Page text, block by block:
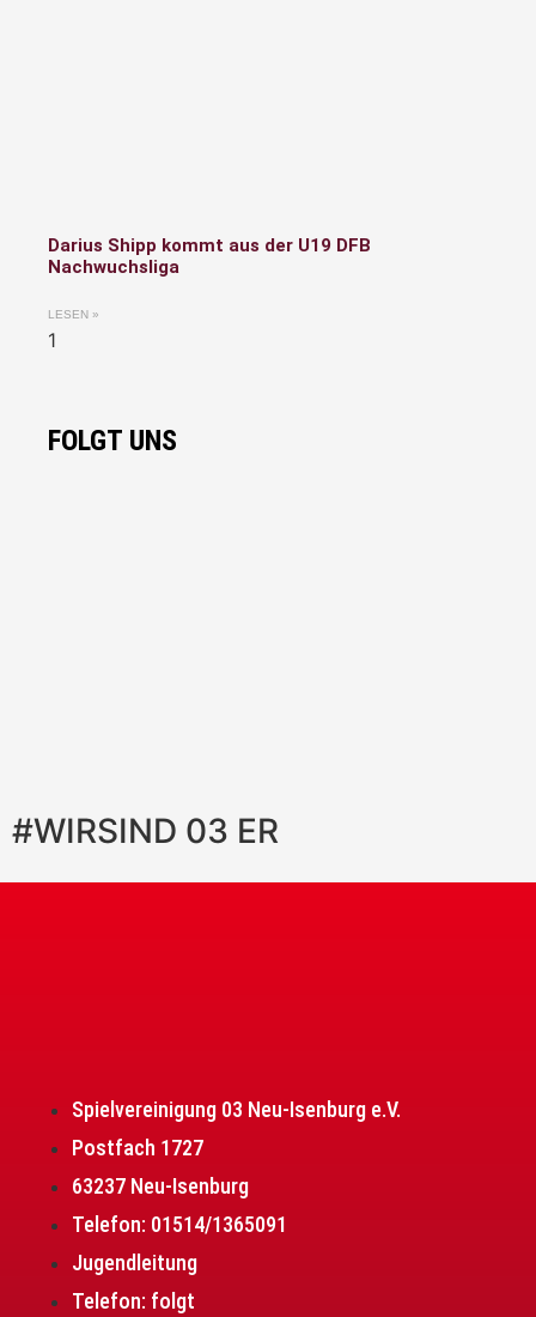
Darius Shipp kommt aus der U19 DFB
Nachwuchsliga
LESEN »
FOLGT UNS
#WIRSIND 03 ER
Spielvereinigung 03 Neu-Isenburg e.V.
Postfach 1727
63237 Neu-Isenburg
Telefon: 01514/1365091
Jugendleitung
Telefon: folgt